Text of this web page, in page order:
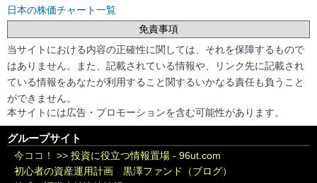
日本の株価チャート一覧
免責事項
当サイトにおける内容の正確性に関しては、それを保障するもので
はありません。また、記載されている情報や、リンク先に記載され
ている情報をあなたが利用すること関するいかなる責任も負うこと
ができません。
本サイトには広告・プロモーションを含む可能性があります。
グループサイト
今ココ！ >> 投資に役立つ情報置場 - 96ut.com
初心者の資産運用計画 黒澤ファンド（ブログ）